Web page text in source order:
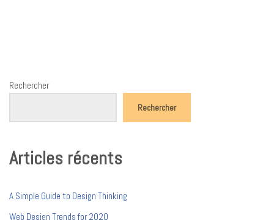
Rechercher
Rechercher
Articles récents
A Simple Guide to Design Thinking
Web Design Trends for 2020